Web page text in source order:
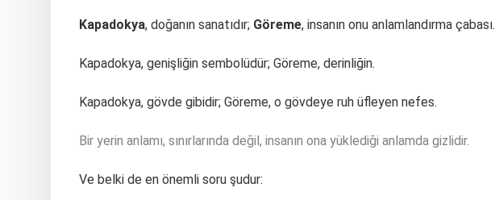
Kapadokya, doğanın sanatıdır; Göreme, insanın onu anlamlandırma çabası.
Kapadokya, genişliğin sembolüdür; Göreme, derinliğin.
Kapadokya, gövde gibidir; Göreme, o gövdeye ruh üfleyen nefes.
Bir yerin anlamı, sınırlarında değil, insanın ona yüklediği anlamda gizlidir.
Ve belki de en önemli soru şudur: